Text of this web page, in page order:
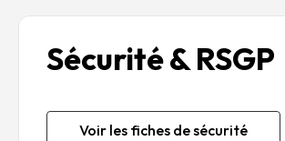
Sécurité & RSGP
Voir les fiches de sécurité